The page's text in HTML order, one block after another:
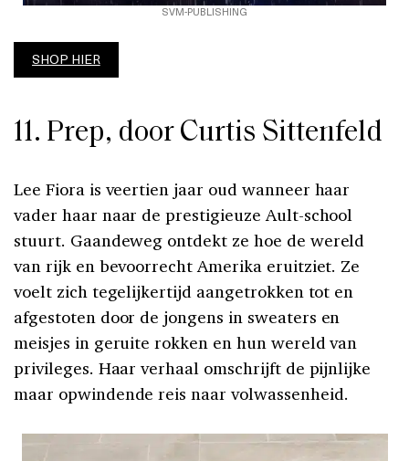
SVM-PUBLISHING
SHOP HIER
11. Prep, door Curtis Sittenfeld
Lee Fiora is veertien jaar oud wanneer haar
vader haar naar de prestigieuze Ault-school
stuurt. Gaandeweg ontdekt ze hoe de wereld
van rijk en bevoorrecht Amerika eruitziet. Ze
voelt zich tegelijkertijd aangetrokken tot en
afgestoten door de jongens in sweaters en
meisjes in geruite rokken en hun wereld van
privileges. Haar verhaal omschrijft de pijnlijke
maar opwindende reis naar volwassenheid.